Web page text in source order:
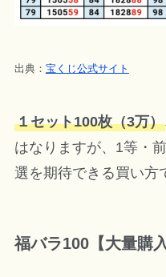
出典： 宝くじ公式サイト
１セット100枚（3万）
はなりますが、1等・
選を期待できる買い方
福バラ100【大量購